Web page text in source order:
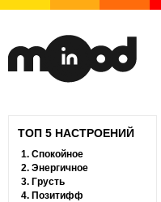
ТОП 5 НАСТРОЕНИЙ
1. Спокойное
2. Энергичное
3. Грусть
4. Позитифф